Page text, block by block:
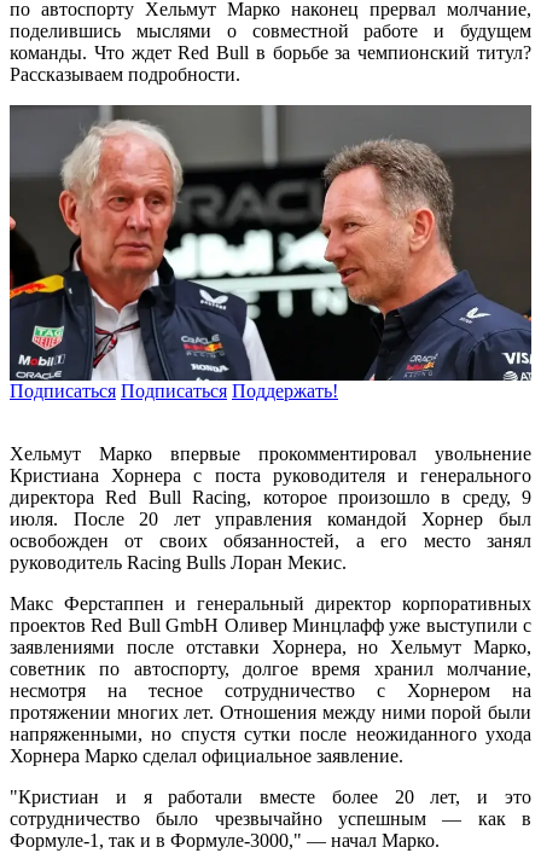
по автоспорту Хельмут Марко наконец прервал молчание,
поделившись мыслями о совместной работе и будущем
команды. Что ждет Red Bull в борьбе за чемпионский титул?
Рассказываем подробности.
Подписаться Подписаться Поддержать!
Хельмут Марко впервые прокомментировал увольнение
Кристиана Хорнера с поста руководителя и генерального
директора Red Bull Racing, которое произошло в среду, 9
июля. После 20 лет управления командой Хорнер был
освобожден от своих обязанностей, а его место занял
руководитель Racing Bulls Лоран Мекис.
Макс Ферстаппен и генеральный директор корпоративных
проектов Red Bull GmbH Оливер Минцлафф уже выступили с
заявлениями после отставки Хорнера, но Хельмут Марко,
советник по автоспорту, долгое время хранил молчание,
несмотря на тесное сотрудничество с Хорнером на
протяжении многих лет. Отношения между ними порой были
напряженными, но спустя сутки после неожиданного ухода
Хорнера Марко сделал официальное заявление.
"Кристиан и я работали вместе более 20 лет, и это
сотрудничество было чрезвычайно успешным — как в
Формуле-1, так и в Формуле-3000," — начал Марко.